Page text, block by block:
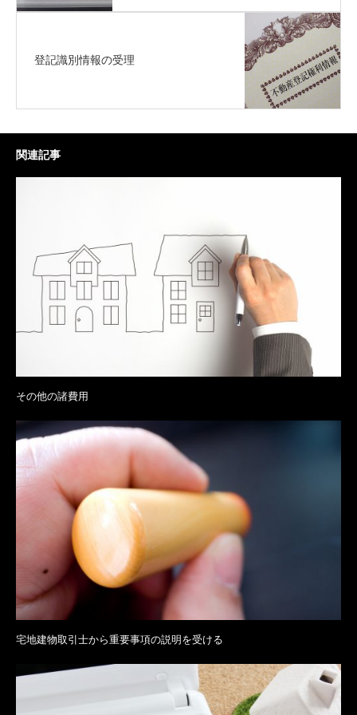
登記識別情報の受理
関連記事
その他の諸費用
宅地建物取引士から重要事項の説明を受ける